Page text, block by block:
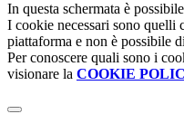
In questa schermata è
I cookie necessari sono quelli
piattaforma e non è possibile
Per conoscere quali sono i
visionare la COOKIE